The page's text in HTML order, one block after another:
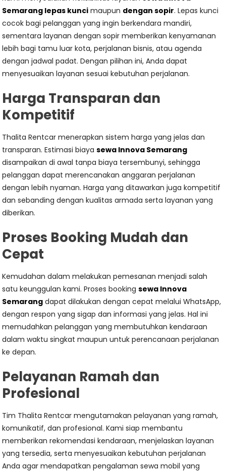
Semarang lepas kunci maupun dengan sopir. Lepas kunci
cocok bagi pelanggan yang ingin berkendara mandiri,
sementara layanan dengan sopir memberikan kenyamanan
lebih bagi tamu luar kota, perjalanan bisnis, atau agenda
dengan jadwal padat. Dengan pilihan ini, Anda dapat
menyesuaikan layanan sesuai kebutuhan perjalanan.
Harga Transparan dan
Kompetitif
Thalita Rentcar menerapkan sistem harga yang jelas dan
transparan. Estimasi biayasewa Innova Semarang
disampaikan di awal tanpa biaya tersembunyi, sehingga
pelanggan dapat merencanakan anggaran perjalanan
dengan lebih nyaman. Harga yang ditawarkan juga kompetitif
dan sebanding dengan kualitas armada serta layanan yang
diberikan.
Proses Booking Mudah dan
Cepat
Kemudahan dalam melakukan pemesanan menjadi salah
satu keunggulan kami. Proses bookingsewa Innova
Semarang dapat dilakukan dengan cepat melalui WhatsApp,
dengan respon yang sigap dan informasi yang jelas. Hal ini
memudahkan pelanggan yang membutuhkan kendaraan
dalam waktu singkat maupun untuk perencanaan perjalanan
ke depan.
Pelayanan Ramah dan
Profesional
Tim Thalita Rentcar mengutamakan pelayanan yang ramah,
komunikatif, dan profesional. Kami siap membantu
memberikan rekomendasi kendaraan, menjelaskan layanan
yang tersedia, serta menyesuaikan kebutuhan perjalanan
Anda agar mendapatkan pengalaman sewa mobil yang